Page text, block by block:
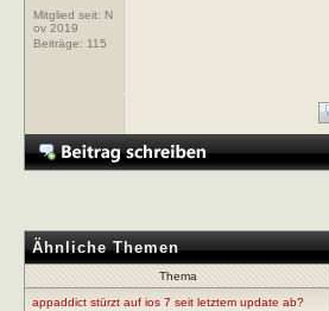
Mitglied seit: N
ov 2019
Beiträge: 115
Ähnliche Themen
Thema
appaddict stürzt auf ios 7 seit letztem update ab?